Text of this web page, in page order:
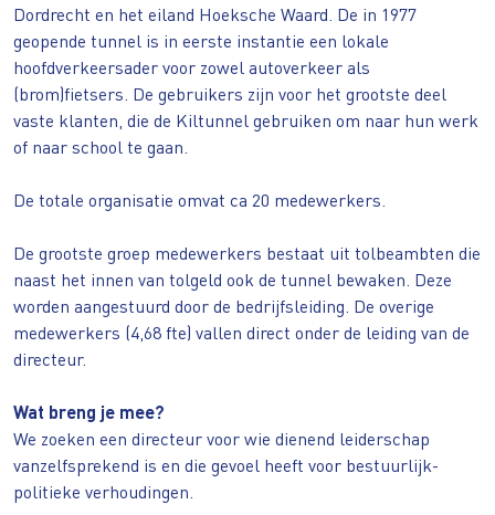
Dordrecht en het eiland Hoeksche Waard. De in 1977
geopende tunnel is in eerste instantie een lokale
hoofdverkeersader voor zowel autoverkeer als
(brom)fietsers. De gebruikers zijn voor het grootste deel
vaste klanten, die de Kiltunnel gebruiken om naar hun werk
of naar school te gaan.
De totale organisatie omvat ca 20 medewerkers.
De grootste groep medewerkers bestaat uit tolbeambten die
naast het innen van tolgeld ook de tunnel bewaken. Deze
worden aangestuurd door de bedrijfsleiding. De overige
medewerkers (4,68 fte) vallen direct onder de leiding van de
directeur.
Wat breng je mee?
We zoeken een directeur voor wie dienend leiderschap
vanzelfsprekend is en die gevoel heeft voor bestuurlijk-
politieke verhoudingen.